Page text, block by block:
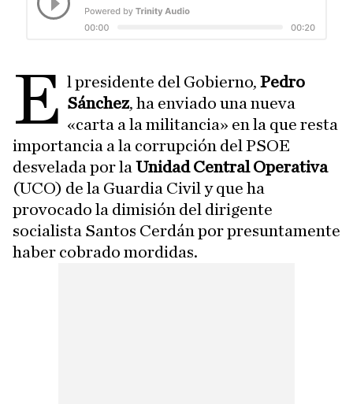
E l presidente del Gobierno,Pedro
Sánchez, ha enviado una nueva
«carta a la militancia» en la que resta
importancia a la corrupción del PSOE
desvelada por la Unidad Central Operativa
(UCO) de la Guardia Civil y que ha
provocado la dimisión del dirigente
socialista Santos Cerdán por presuntamente
haber cobrado mordidas.